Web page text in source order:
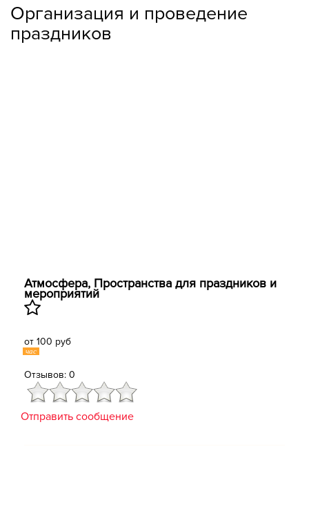
Организация и проведение
праздников
Атмосфера, Пространства для праздников и
мероприятий
от 100 руб
час
Отзывов: 0
Отправить сообщение